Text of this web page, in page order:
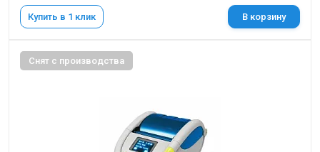
Купить в 1 клик В корзину
Снят с производства